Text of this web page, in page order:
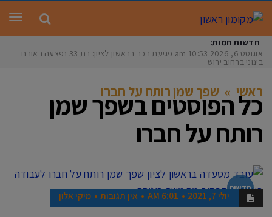
חדשות חמות:
אוגוסט 6, 2026
10:53 am פגיעת רכב בראשון לציון: בת 33 נפצעה באורח
בינוני ברחוב ירושל
ראשי » שפך שמן רותח על חברו
כל הפוסטים בשפך שמן
רותח על חברו
חדשות
יולי 7, 2021 6:01 AM אין תגובות מיקי אלון